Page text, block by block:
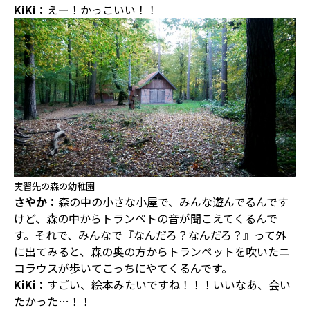
KiKi： えー！かっこいい！！
実習先の森の幼稚園
さやか： 森の中の小さな小屋で、みんな遊んでるんです
けど、森の中からトランペトの音が聞こえてくるんで
す。それで、みんなで『なんだろ？なんだろ？』って外
に出てみると、森の奥の方からトランペットを吹いたニ
コラウスが歩いてこっちにやてくるんです。
KiKi： すごい、絵本みたいですね！！！いいなあ、会い
たかった…！！